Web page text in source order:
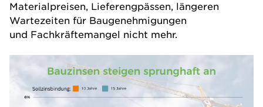
Materialpreisen, Lieferengpässen, längeren
Wartezeiten für Baugenehmigungen
und Fachkräftemangel nicht mehr.